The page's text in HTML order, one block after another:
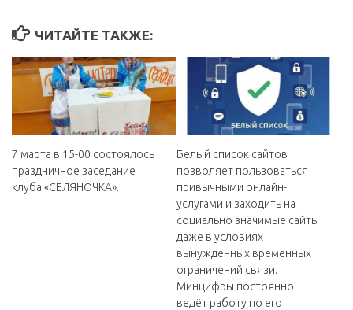
ЧИТАЙТЕ ТАКЖЕ:
7 марта в 15-00 состоялось
праздничное заседание
клуба «СЕЛЯНОЧКА».
Белый список сайтов
позволяет пользоваться
привычными онлайн-
услугами и заходить на
социально значимые сайты
даже в условиях
вынужденных временных
ограничений связи.
Минцифры постоянно
ведёт работу по его